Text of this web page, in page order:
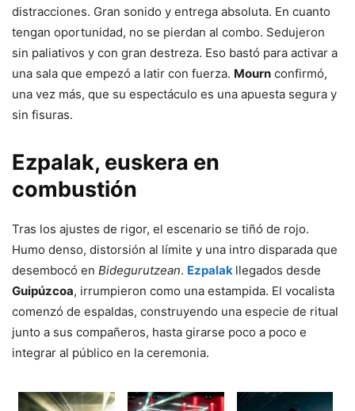
distracciones. Gran sonido y entrega absoluta. En cuanto
tengan oportunidad, no se pierdan al combo. Sedujeron
sin paliativos y con gran destreza. Eso bastó para activar a
una sala que empezó a latir con fuerza. Mourn confirmó,
una vez más, que su espectáculo es una apuesta segura y
sin fisuras.
Ezpalak, euskera en
combustión
Tras los ajustes de rigor, el escenario se tiñó de rojo.
Humo denso, distorsión al límite y una intro disparada que
desembocó en Bidegurutzean. Ezpalak llegados desde
Guipúzcoa, irrumpieron como una estampida. El vocalista
comenzó de espaldas, construyendo una especie de ritual
junto a sus compañeros, hasta girarse poco a poco e
integrar al público en la ceremonia.